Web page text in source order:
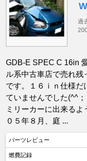
過
GDB-E SPEC C 16in
ル系中古車店で売れ
です。１６ｉｎ仕様だ
ていませんでした(^^
ミリーカーに出来る
０５年８月、庭 ...
パーツレビュー
燃費記録